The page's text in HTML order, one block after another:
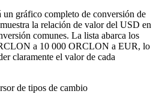
un gráfico completo de conversión de
la relación de valor del USD en
comunes. La lista abarca los
a 10 000 ORCLON a EUR, lo
claramente el valor de cada
de tipos de cambio